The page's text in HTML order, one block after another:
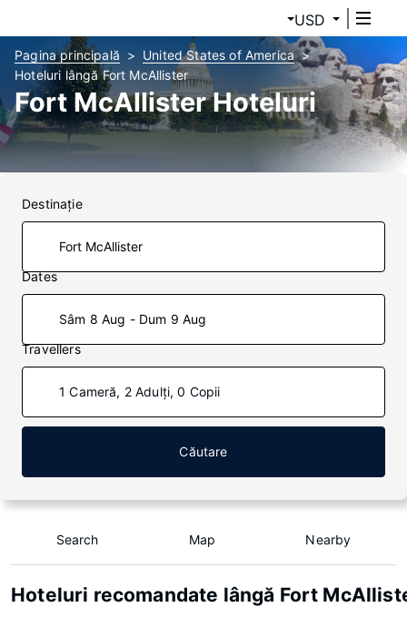
USD
Pagina principală
United States of America
Hoteluri lângă Fort McAllister
Fort McAllister Hoteluri
Destinaţie
Dates
Sâm 8 Aug - Dum 9 Aug
Travellers
1 Cameră, 2 Adulți, 0 Copii
Căutare
Search Map Nearby
Hoteluri recomandate lângă Fort